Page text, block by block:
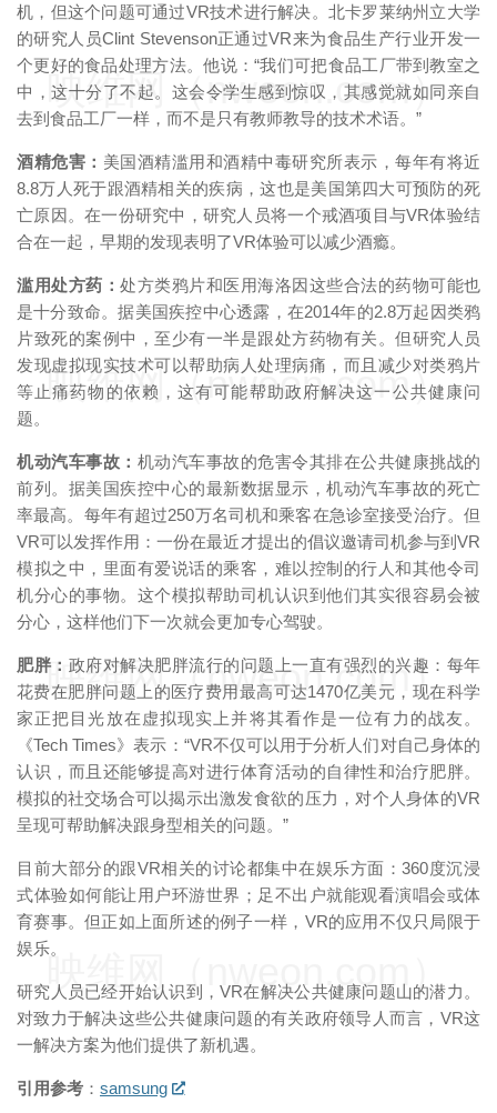
机，但这个问题可通过VR技术进行解决。北卡罗莱纳州立大学
的研究人员Clint Stevenson正通过VR来为食品生产行业开发一
个更好的食品处理方法。他说：“我们可把食品工厂带到教室之
中，这十分了不起。这会令学生感到惊叹，其感觉就如同亲自
去到食品工厂一样，而不是只有教师教导的技术术语。”
酒精危害： 美国酒精滥用和酒精中毒研究所表示，每年有将近
8.8万人死于跟酒精相关的疾病，这也是美国第四大可预防的死
亡原因。在一份研究中，研究人员将一个戒酒项目与VR体验结
合在一起，早期的发现表明了VR体验可以减少酒瘾。
滥用处方药： 处方类鸦片和医用海洛因这些合法的药物可能也
是十分致命。据美国疾控中心透露，在2014年的2.8万起因类鸦
片致死的案例中，至少有一半是跟处方药物有关。但研究人员
发现虚拟现实技术可以帮助病人处理病痛，而且减少对类鸦片
等止痛药物的依赖，这有可能帮助政府解决这一公共健康问
题。
机动汽车事故： 机动汽车事故的危害令其排在公共健康挑战的
前列。据美国疾控中心的最新数据显示，机动汽车事故的死亡
率最高。每年有超过250万名司机和乘客在急诊室接受治疗。但
VR可以发挥作用：一份在最近才提出的倡议邀请司机参与到VR
模拟之中，里面有爱说话的乘客，难以控制的行人和其他令司
机分心的事物。这个模拟帮助司机认识到他们其实很容易会被
分心，这样他们下一次就会更加专心驾驶。
肥胖： 政府对解决肥胖流行的问题上一直有强烈的兴趣：每年
花费在肥胖问题上的医疗费用最高可达1470亿美元，现在科学
家正把目光放在虚拟现实上并将其看作是一位有力的战友。
《Tech Times》表示：“VR不仅可以用于分析人们对自己身体的
认识，而且还能够提高对进行体育活动的自律性和治疗肥胖。
模拟的社交场合可以揭示出激发食欲的压力，对个人身体的VR
呈现可帮助解决跟身型相关的问题。”
目前大部分的跟VR相关的讨论都集中在娱乐方面：360度沉浸
式体验如何能让用户环游世界；足不出户就能观看演唱会或体
育赛事。但正如上面所述的例子一样，VR的应用不仅只局限于
娱乐。
研究人员已经开始认识到，VR在解决公共健康问题山的潜力。
对致力于解决这些公共健康问题的有关政府领导人而言，VR这
一解决方案为他们提供了新机遇。
引用参考 ： samsung
映维网（nweon.com）
映维网（nweon.com）
映维网（nweon.com）
映维网（nweon.com）